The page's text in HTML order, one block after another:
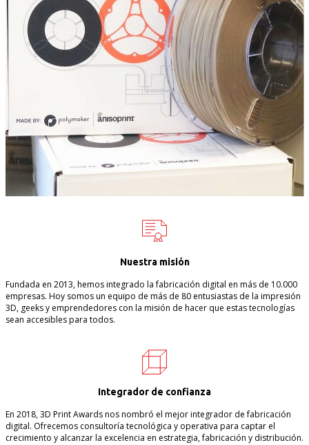
Nuestra misión
Fundada en 2013, hemos integrado la fabricación digital en más de 10.000
empresas. Hoy somos un equipo de más de 80 entusiastas de la impresión
3D, geeks y emprendedores con la misión de hacer que estas tecnologías
sean accesibles para todos.
Integrador de confianza
En 2018, 3D Print Awards nos nombró el mejor integrador de fabricación
digital. Ofrecemos consultoría tecnológica y operativa para captar el
crecimiento y alcanzar la excelencia en estrategia, fabricación y distribución.